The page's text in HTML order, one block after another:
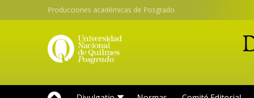
Producciones académicas de Posgrado